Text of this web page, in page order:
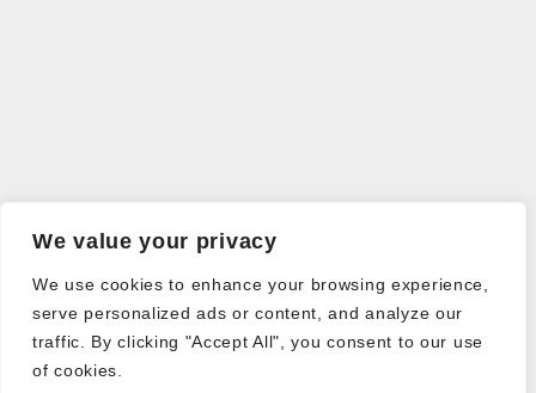
We value your privacy
We use cookies to enhance your browsing experience,
serve personalized ads or content, and analyze our
traffic. By clicking "Accept All", you consent to our use
of cookies.